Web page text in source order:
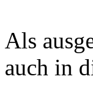
Als
auch in